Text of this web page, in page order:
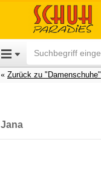
Zurück zu "Damenschuhe"
Jana